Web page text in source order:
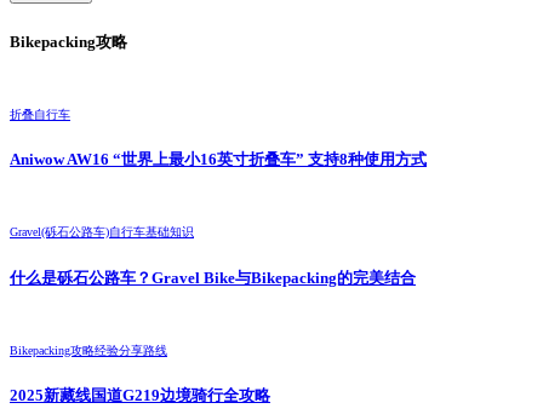
Bikepacking攻略
折叠自行车
Aniwow AW16 “世界上最小16英寸折叠车” 支持8种使用方式
Gravel(砾石公路车)自行车基础知识
什么是砾石公路车？Gravel Bike与Bikepacking的完美结合
Bikepacking攻略经验分享路线
2025新藏线国道G219边境骑行全攻略